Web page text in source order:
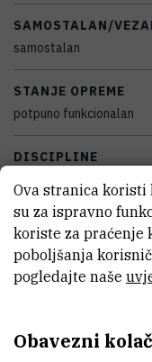
SAMOSTALAN/
samostalan
STANJE OPREME
potpuno funkcionalan
DISCIPLINE
GODINA
2006
VANJSKI LINK ZA
Ova stranica koristi
su za ispravno
koriste za praćenje
poboljšanja
pogledajte naše
Obavezni